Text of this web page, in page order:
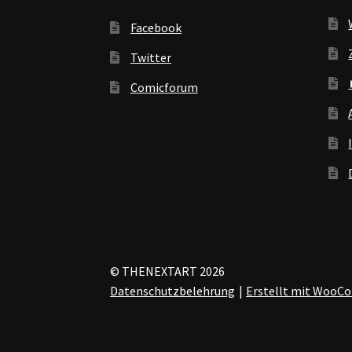
Facebook
Twitter
Comicforum
© THENEXTART 2026
Datenschutzbelehrung
Erstellt mit